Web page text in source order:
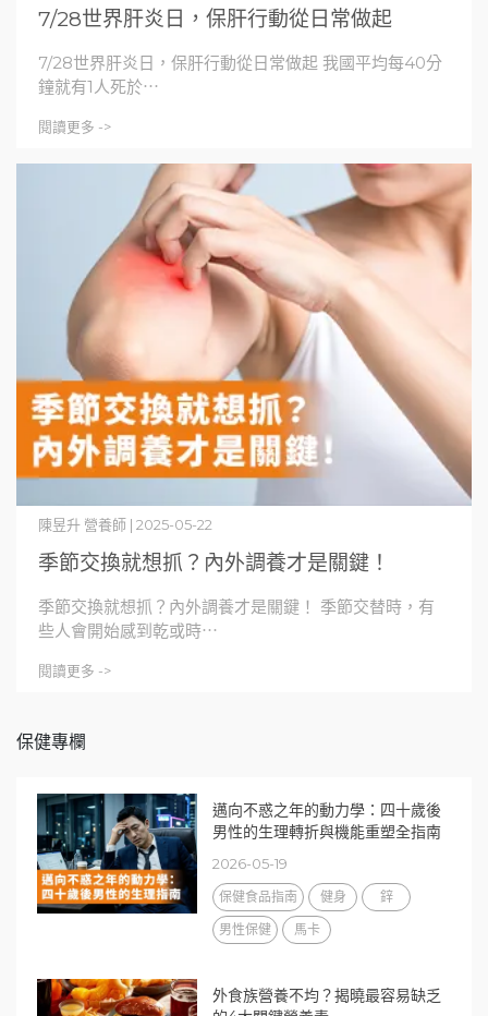
7/28世界肝炎日，保肝行動從日常做起
7/28世界肝炎日，保肝行動從日常做起 我國平均每40分
鐘就有1人死於⋯
閱讀更多 ->
季節交換就想抓？內外調養才是關鍵！
陳昱升 營養師 | 2025-05-22
季節交換就想抓？內外調養才是關鍵！ 季節交替時，有
些人會開始感到乾或時⋯
閱讀更多 ->
保健專欄
邁向不惑之年的動力學：四十歲後
男性的生理轉折與機能重塑全指南
2026-05-19
保健食品指南 健身
鋅
男性保健
馬卡
外食族營養不均？揭曉最容易缺乏